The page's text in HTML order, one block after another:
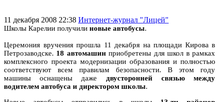
11 декабря 2008 22:38 Интернет-журнал "Лицей"
Школы Карелии получили новые автобусы.
Церемония вручения прошла 11 декабря на площади Кирова в
Петрозаводске. 18 автомашинприобретены для школ в рамках
комплексного проекта модернизации образования и полностью
соответствуют всем правилам безопасности. В этом году
машины оснащены даже двусторонней связью между
водителем автобуса и директором школы.